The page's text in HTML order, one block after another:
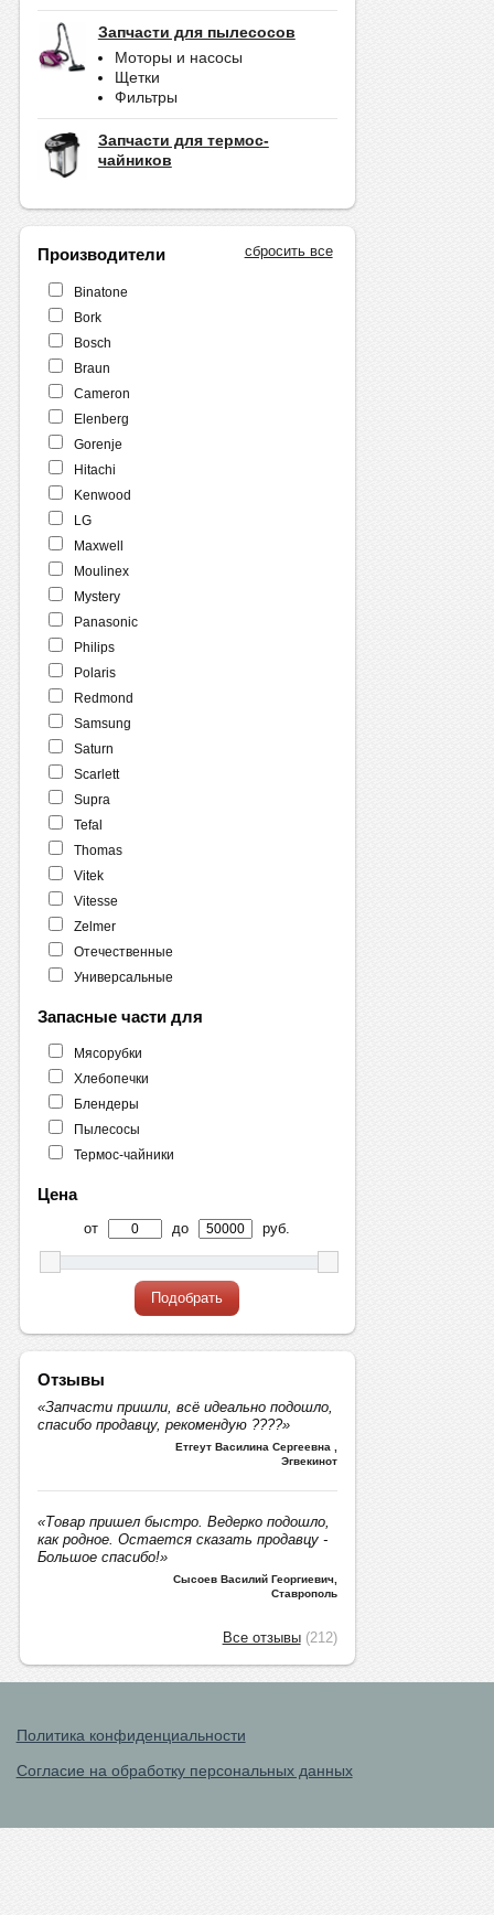
Запчасти для пылесосов
Моторы и насосы
Щетки
Фильтры
Запчасти для термос-
чайников
сбросить все
Производители
Binatone
Bork
Bosch
Braun
Cameron
Elenberg
Gorenje
Hitachi
Kenwood
LG
Maxwell
Moulinex
Mystery
Panasonic
Philips
Polaris
Redmond
Samsung
Saturn
Scarlett
Supra
Tefal
Thomas
Vitek
Vitesse
Zelmer
Отечественные
Универсальные
Запасные части для
Мясорубки
Хлебопечки
Блендеры
Пылесосы
Термос-чайники
Цена
от до руб.
Подобрать
Отзывы
«Запчасти пришли, всё идеально подошло,
спасибо продавцу, рекомендую ????»
Етгеут Василина Сергеевна
Эгвекинот
«Товар пришел быстро. Ведерко подошло,
как родное. Остается сказать продавцу -
Большое спасибо!»
Сысоев Василий Георгиевич,
Ставрополь
Все отзывы(212)
Политика конфиденциальности
Согласие на обработку персональных данных